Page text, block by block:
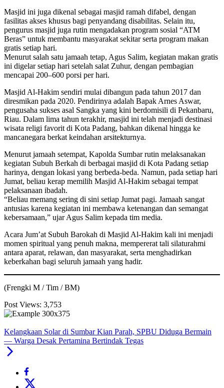
Masjid ini juga dikenal sebagai masjid ramah difabel, dengan
fasilitas akses khusus bagi penyandang disabilitas. Selain itu,
pengurus masjid juga rutin mengadakan program sosial “ATM
Beras” untuk membantu masyarakat sekitar serta program makan
gratis setiap hari.
Menurut salah satu jamaah tetap, Agus Salim, kegiatan makan gratis
ini digelar setiap hari setelah salat Zuhur, dengan pembagian
mencapai 200–600 porsi per hari.
Masjid Al-Hakim sendiri mulai dibangun pada tahun 2017 dan
diresmikan pada 2020. Pendirinya adalah Bapak Arnes Aswar,
pengusaha sukses asal Sangka yang kini berdomisili di Pekanbaru,
Riau. Dalam lima tahun terakhir, masjid ini telah menjadi destinasi
wisata religi favorit di Kota Padang, bahkan dikenal hingga ke
mancanegara berkat keindahan arsitekturnya.
Menurut jamaah setempat, Kapolda Sumbar rutin melaksanakan
kegiatan Subuh Berkah di berbagai masjid di Kota Padang setiap
harinya, dengan lokasi yang berbeda-beda. Namun, pada setiap hari
Jumat, beliau kerap memilih Masjid Al-Hakim sebagai tempat
pelaksanaan ibadah.
“Beliau memang sering di sini setiap Jumat pagi. Jamaah sangat
antusias karena kegiatan ini membawa ketenangan dan semangat
kebersamaan,” ujar Agus Salim kepada tim media.
Acara Jum’at Subuh Barokah di Masjid Al-Hakim kali ini menjadi
momen spiritual yang penuh makna, mempererat tali silaturahmi
antara aparat, relawan, dan masyarakat, serta menghadirkan
keberkahan bagi seluruh jamaah yang hadir.
(Frengki M / Tim / BM)
Post Views: 3,753
Kelangkaan Solar di Sumbar Kian Parah, SPBU Diduga Bermain
— Warga Desak Pertamina Bertindak Tegas